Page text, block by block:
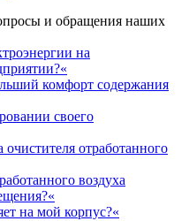
и обращения наших
на
комфорт содержания
своего
отработанного
воздуха
на мой корпус?«